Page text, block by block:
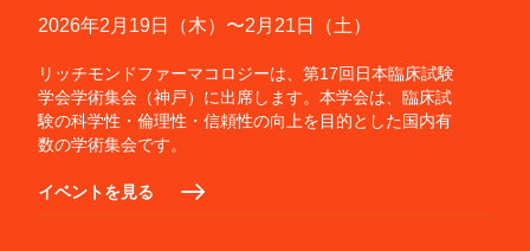
2026年2月19日（木）〜2月21日（土）
リッチモンドファーマコロジーは、第17回日本臨床試験
学会学術集会（神戸）に出席します。本学会は、臨床試
験の科学性・倫理性・信頼性の向上を目的とした国内有
数の学術集会です。
イベントを見る